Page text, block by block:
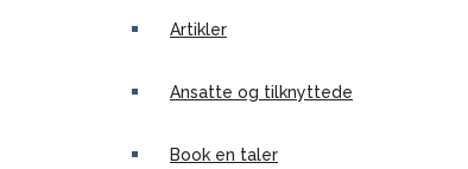
Artikler
Ansatte og tilknyttede
Book en taler